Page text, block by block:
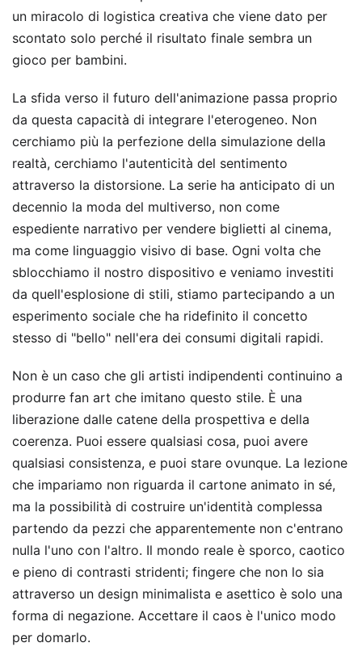
un miracolo di logistica creativa che viene dato per
scontato solo perché il risultato finale sembra un
gioco per bambini.
La sfida verso il futuro dell'animazione passa proprio
da questa capacità di integrare l'eterogeneo. Non
cerchiamo più la perfezione della simulazione della
realtà, cerchiamo l'autenticità del sentimento
attraverso la distorsione. La serie ha anticipato di un
decennio la moda del multiverso, non come
espediente narrativo per vendere biglietti al cinema,
ma come linguaggio visivo di base. Ogni volta che
sblocchiamo il nostro dispositivo e veniamo investiti
da quell'esplosione di stili, stiamo partecipando a un
esperimento sociale che ha ridefinito il concetto
stesso di "bello" nell'era dei consumi digitali rapidi.
Non è un caso che gli artisti indipendenti continuino a
produrre fan art che imitano questo stile. È una
liberazione dalle catene della prospettiva e della
coerenza. Puoi essere qualsiasi cosa, puoi avere
qualsiasi consistenza, e puoi stare ovunque. La lezione
che impariamo non riguarda il cartone animato in sé,
ma la possibilità di costruire un'identità complessa
partendo da pezzi che apparentemente non c'entrano
nulla l'uno con l'altro. Il mondo reale è sporco, caotico
e pieno di contrasti stridenti; fingere che non lo sia
attraverso un design minimalista e asettico è solo una
forma di negazione. Accettare il caos è l'unico modo
per domarlo.